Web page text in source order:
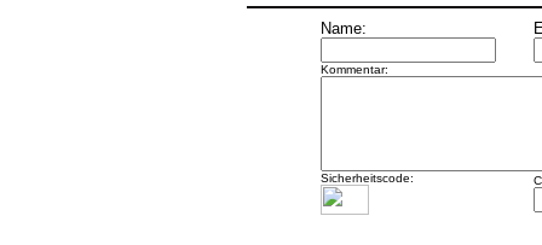
Name:
Kommentar:
Sicherheitscode: